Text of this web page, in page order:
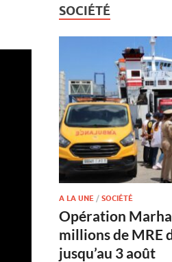
SOCIÉTÉ
A LA UNE /SOCIÉTÉ
Opération
millions de MRE
jusqu’au 3 août